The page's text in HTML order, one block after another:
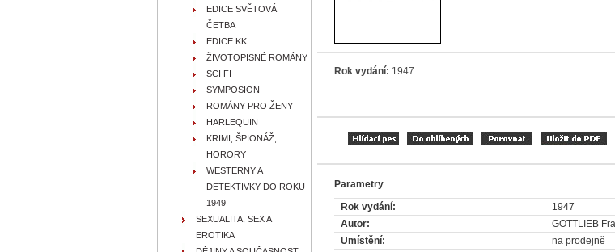
Rok vydání: 1947
Parametry
Rok vydání:
1947
Autor:
GOTTLIEB
Umístění:
na prodejně
EDICE SVĚTOVÁ
ČETBA
EDICE KK
ŽIVOTOPISNÉ ROMÁNY
SCI FI
SYMPOSION
ROMÁNY PRO ŽENY
HARLEQUIN
KRIMI, ŠPIONÁŽ,
HORORY
WESTERNY A
DETEKTIVKY DO ROKU
1949
SEXUALITA, SEX A
EROTIKA